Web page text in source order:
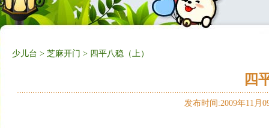
少儿台 > 芝麻开门 > 四平八稳（上）
四
发布时间:2009年11月